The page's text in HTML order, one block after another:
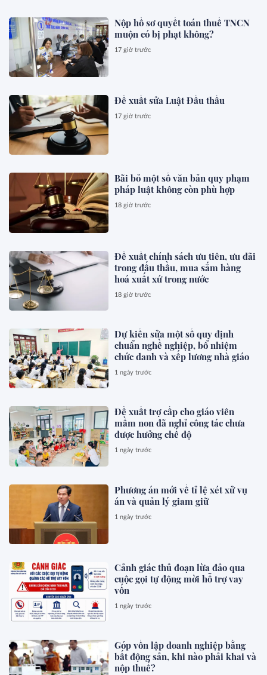
Nộp hồ sơ quyết toán thuế TNCN
muộn có bị phạt không?
17 giờ trước
Đề xuất sửa Luật Đấu thầu
17 giờ trước
Bãi bỏ một số văn bản quy phạm
pháp luật không còn phù hợp
18 giờ trước
Đề xuất chính sách ưu tiên, ưu đãi
trong đấu thầu, mua sắm hàng
hoá xuất xứ trong nước
18 giờ trước
Dự kiến sửa một số quy định
chuẩn nghề nghiệp, bổ nhiệm
chức danh và xếp lương nhà giáo
1 ngày trước
Đề xuất trợ cấp cho giáo viên
mầm non đã nghỉ công tác chưa
được hưởng chế độ
1 ngày trước
Phương án mới về tỉ lệ xét xử vụ
án và quản lý giam giữ
1 ngày trước
Cảnh giác thủ đoạn lừa đảo qua
cuộc gọi tự động mời hỗ trợ vay
vốn
1 ngày trước
Góp vốn lập doanh nghiệp bằng
bất động sản, khi nào phải khai và
nộp thuế?